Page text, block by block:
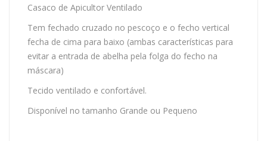
Casaco de Apicultor Ventilado
Tem fechado cruzado no pescoço e o fecho vertical
fecha de cima para baixo (ambas características para
evitar a entrada de abelha pela folga do fecho na
máscara)
Tecido ventilado e confortável.
Disponível no tamanho Grande ou Pequeno